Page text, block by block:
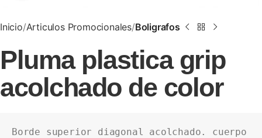
Inicio Articulos Promocionales Boligrafos
Pluma plastica grip
acolchado de color
Borde superior diagonal acolchado. cuerpo